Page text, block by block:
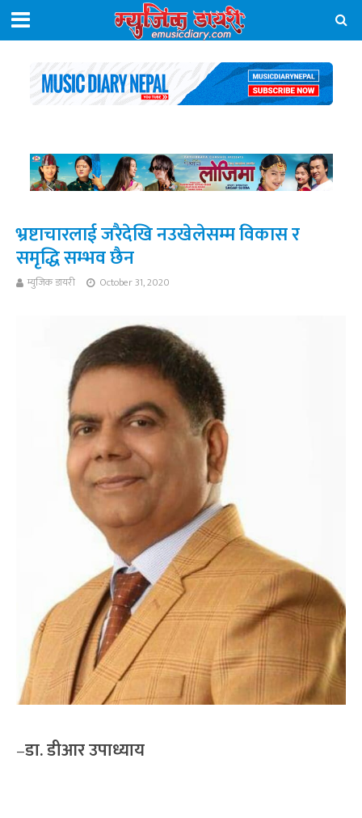
भ्रष्टाचारलाई जरैदेखि नउखेलेसम्म विकास र
समृद्धि सम्भव छैन
म्युजिक डायरी October 31, 2020
–डा. डीआर उपाध्याय